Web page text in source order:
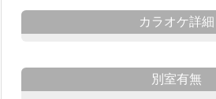
カラオケ詳細
別室有無